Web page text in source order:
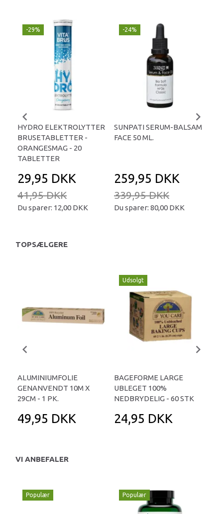
-29%
HYDRO ELEKTROLYTTER
BRUSETABLETTER -
ORANGESMAG - 20
TABLETTER
29,95 DKK
41,95 DKK
Du sparer: 12,00 DKK
-24%
SUNPATI SERUM-BALSAM
FACE 50 ML.
259,95 DKK
339,95 DKK
Du sparer: 80,00 DKK
TOPSÆLGERE
ALUMINIUMFOLIE
GENANVENDT 10M X
29CM - 1 PK.
49,95 DKK
Udsolgt
BAGEFORME LARGE
UBLEGET 100%
NEDBRYDELIG - 60 STK
24,95 DKK
VI ANBEFALER
Populær Populær